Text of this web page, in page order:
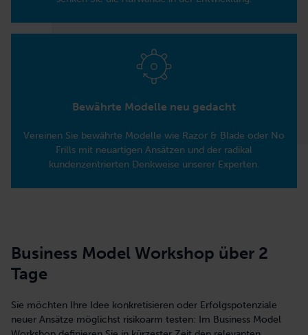
Bewährte Modelle neu gedacht
Vereinen Sie bewährte Modelle wie Razor & Blade oder No
Frills mit neuartigen Ansätzen und der radikal
kundenzentrierten Denkweise unserer Experten.
Business Model Workshop über 2
Tage
Sie möchten Ihre Idee konkretisieren oder Erfolgspotenziale
neuer Ansätze möglichst risikoarm testen: Im Business Model